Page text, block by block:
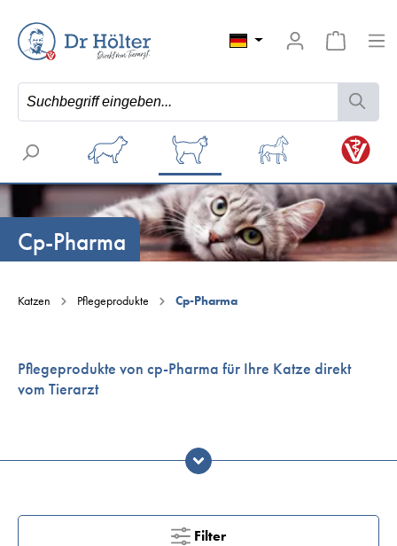
Cp-Pharma
Katzen Pflegeprodukte Cp-Pharma
Pflegeprodukte von cp-Pharma für Ihre Katze direkt
vom Tierarzt
Filter